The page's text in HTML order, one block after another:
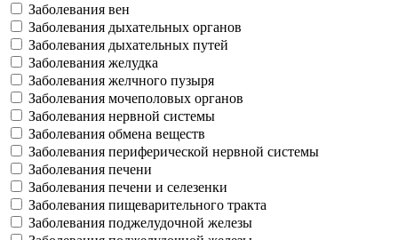
Заболевания вен
Заболевания дыхательных органов
Заболевания дыхательных путей
Заболевания желудка
Заболевания желчного пузыря
Заболевания мочеполовых органов
Заболевания нервной системы
Заболевания обмена веществ
Заболевания периферической нервной системы
Заболевания печени
Заболевания печени и селезенки
Заболевания пищеварительного тракта
Заболевания поджелудочной железы